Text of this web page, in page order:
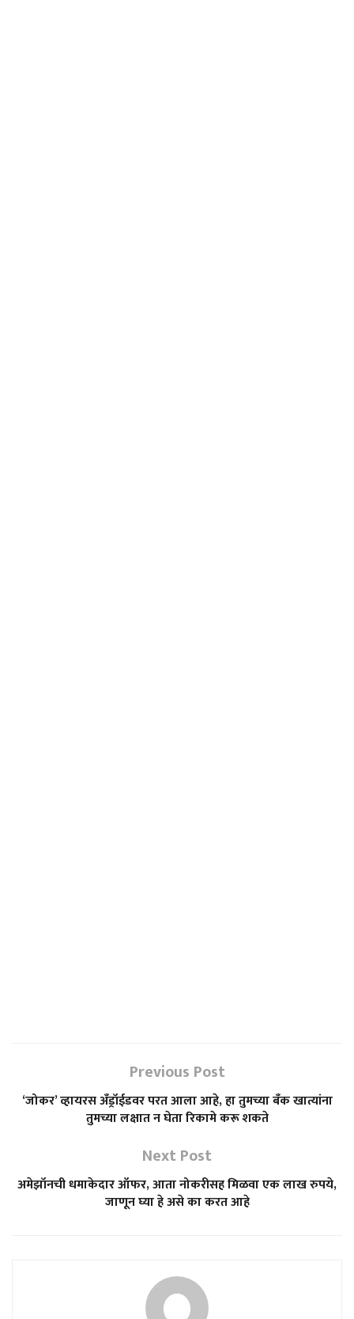
Previous Post
‘जोकर’ व्हायरस अँड्रॉईडवर परत आला आहे, हा तुमच्या बँक खात्यांना
तुमच्या लक्षात न घेता रिकामे करू शकते
Next Post
अमेझॉनची धमाकेदार ऑफर, आता नोकरीसह मिळवा एक लाख रुपये,
जाणून घ्या हे असे का करत आहे